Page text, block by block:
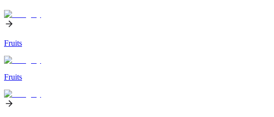
Fruits
Fruits